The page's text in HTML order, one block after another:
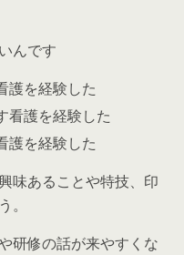
んです
護を経験した
看護を経験した
護を経験した
味あることや特技、印
研修の話が来やすくな